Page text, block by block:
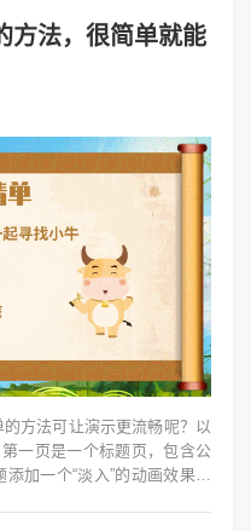
方法，很简单就能
方法可让演示更流畅呢？以
一页是一个标题页，包含公
加一个“淡入”的动画效果并